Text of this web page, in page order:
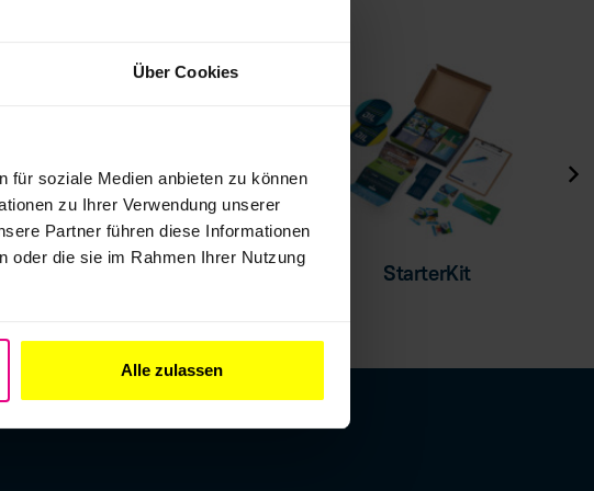
Über Cookies
für soziale Medien anbieten zu können
zu Ihrer Verwendung unserer
Partner führen diese Informationen
oder die sie im Rahmen Ihrer Nutzung
Alle zulassen
Baustellenaufkleber StarterKit